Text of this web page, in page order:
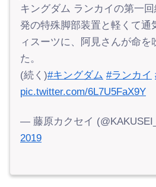
キングダム ランカイの第一
発の特殊脚部装置と軽くて通
ィスーツに、阿見さんが命を
た。
(続く)#キングダム #ランカイ
pic.twitter.com/6L7U5FaX9Y
— 藤原カクセイ
2019